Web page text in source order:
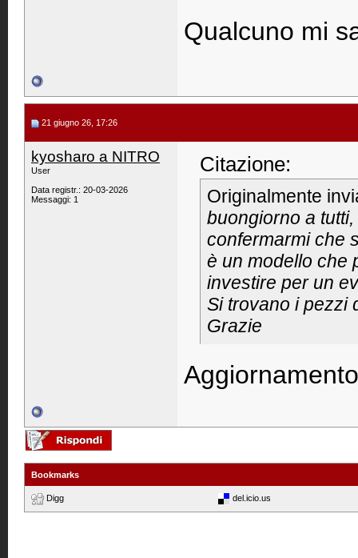
Qualcuno mi
21 giugno 26, 17:26
kyosharo a NITRO
User
Data registr.: 20-03-2026
Messaggi: 1
Citazione:
Originalmente
buongiorno a
confermarmi che
è un modello che
investire per un
Si trovano i pezzi
Grazie
Bookmarks
Digg del.icio.us